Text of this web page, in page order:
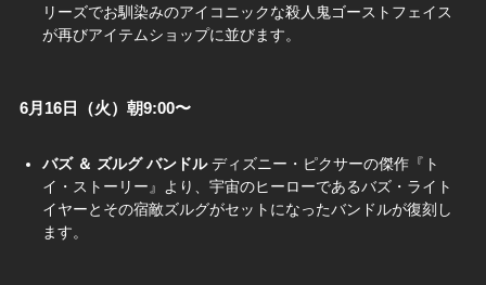
リーズでお馴染みのアイコニックな殺人鬼ゴーストフェイス
が再びアイテムショップに並びます。
6月16日（火）朝9:00〜
バズ ＆ ズルグ バンドルディズニー・ピクサーの傑作『ト
イ・ストーリー』より、宇宙のヒーローであるバズ・ライト
イヤーとその宿敵ズルグがセットになったバンドルが復刻し
ます。